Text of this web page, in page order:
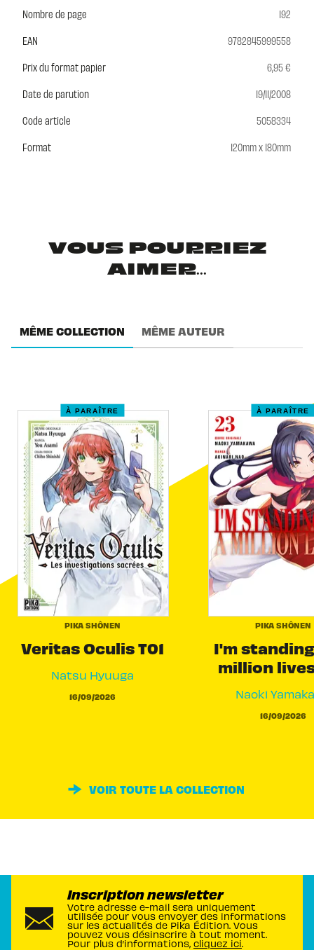
Nombre de page
192
EAN
9782845999558
Prix du format papier
6,95 €
Date de parution
19/11/2008
Code article
5058334
Format
120mm x 180mm
VOUS POURRIEZ
AIMER...
MÊME COLLECTION MÊME AUTEUR
À PARAÎTRE
PIKA SHÔNEN
Veritas Oculis T01
Natsu Hyuuga
16/09/2026
À PARAÎTRE
PIKA SHÔNEN
I'm
million
Naoki
16/09/2026
VOIR TOUTE LA COLLECTION
Inscription newsletter
Votre adresse e-mail sera uniquement
utilisée pour vous envoyer des informations
sur les actualités de Pika Édition. Vous
pouvez vous désinscrire à tout moment.
Pour plus d’informations, cliquez ici.